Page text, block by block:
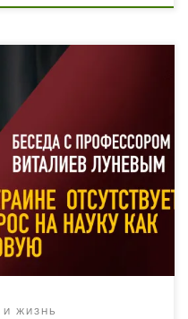
Лунёв Виталий
Совета
им. Г. С. Костюка
психологической
сегодня мы
диалога между
между учёными и
И ЖИЗНЬ